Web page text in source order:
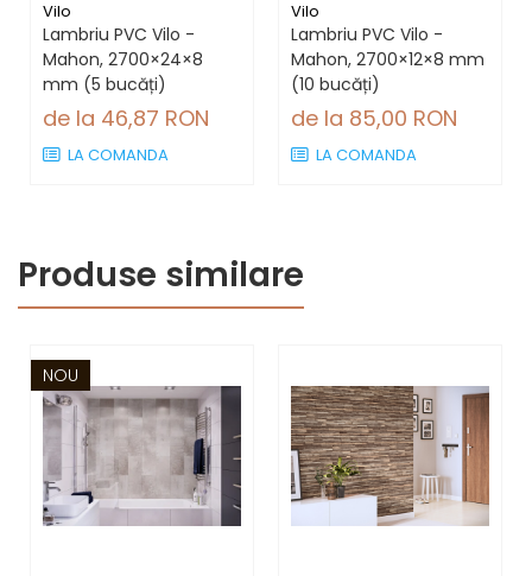
Vilo
Lambriu PVC Vilo -
Mahon, 2700×24×8
mm (5 bucăți)
de la 46,87 RON
LA COMANDA
Vilo
Lambriu PVC Vilo -
Mahon, 2700×12×8 mm
(10 bucăți)
de la 85,00 RON
LA COMANDA
Produse similare
NOU